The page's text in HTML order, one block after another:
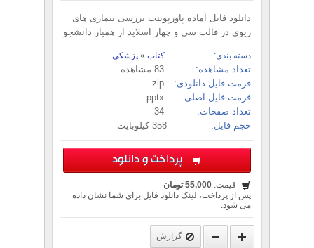
دانلود فایل آماده پاورپوینت بررسی بیماری های
ریوی در قالب سی و چهار اسلاید از همیار دانشجو
دسته بندی: کتاب » پزشکی
تعداد مشاهده:
فرمت فایل دانلودی:
فرمت فایل اصلی:
تعداد صفحات:
حجم فایل:
358 کیلوبایت
پرداخت و دانلود
قیمت: 55,000 تومان
پس از پرداخت، لینک دانلود فایل برای شما نشان داده
می شود.
گزارش